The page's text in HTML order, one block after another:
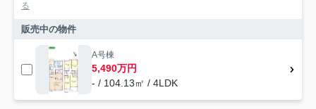
る
販売中の物件
A号棟
5,490万円
- / 104.13㎡ / 4LDK